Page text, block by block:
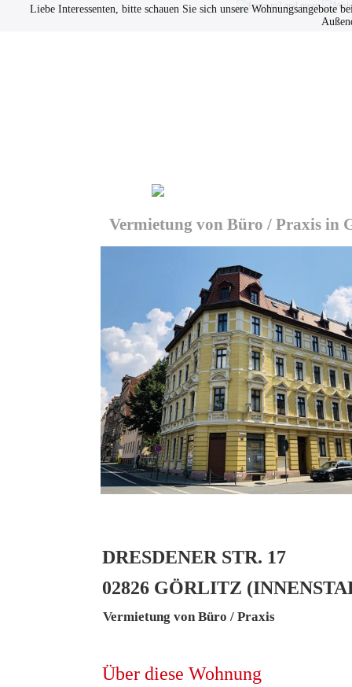
Liebe Interessenten, bitte schauen Sie sich unsere
Vermietung von Büro / Praxis in
DRESDENER STR. 17
02826 GÖRLITZ
Vermietung von Büro / Praxis
Über diese Wohnung